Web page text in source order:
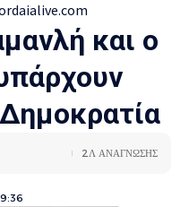
και ο
2Λ ΑΝΑΓΝΩΣΗΣ